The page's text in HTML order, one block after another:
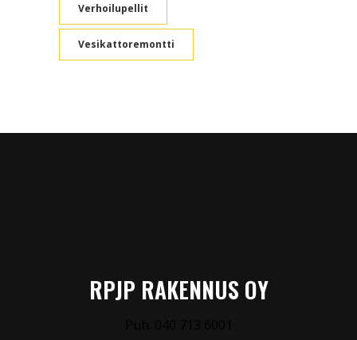
Verhoilupellit
Vesikattoremontti
RPJP RAKENNUS OY